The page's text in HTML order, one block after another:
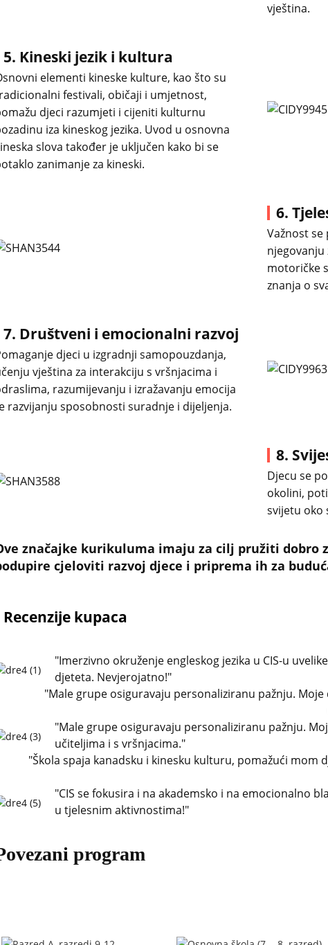
vještina.
5. Kineski jezik i kultura
elementi kineske kulture, kao što su
festivali, običaji i umjetnost,
djeci razumjeti i cijeniti kulturnu
iza kineskog jezika. Uvod u osnovna
slova također je uključen kako bi se
zanimanje za kineski.
6.
Važnost
motoričke
znanja o
7. Društveni i emocionalni razvoj
djeci u izgradnji samopouzdanja,
vještina za interakciju s vršnjacima i
razumijevanju i izražavanju emocija
razvijanju sposobnosti suradnje i dijeljenja.
8.
Djecu se
okolini,
svijetu oko
značajke kurikuluma imaju za cilj pružiti dobro
cjeloviti razvoj djece i priprema ih za
Recenzije kupaca
"Imerzivno okruženje engleskog jezika u CIS-u
djeteta. Nevjerojatno!"
"Male grupe osiguravaju personaliziranu pažnju.
"Male grupe osiguravaju personaliziranu pažnju.
učiteljima i s vršnjacima."
"Škola spaja kanadsku i kinesku kulturu, pomažući mom
"CIS se fokusira i na akademsko i na emocionalno
u tjelesnim aktivnostima!"
program